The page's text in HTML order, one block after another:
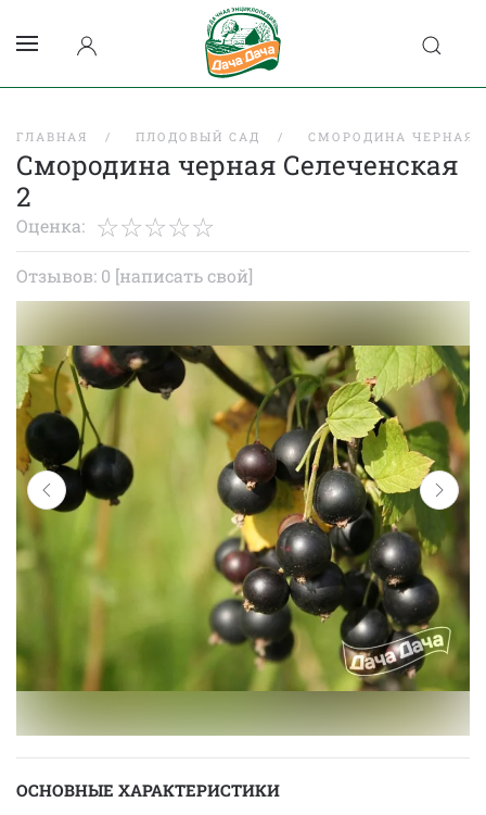
ГЛАВНАЯ ПЛОДОВЫЙ САД СМОРОДИНА ЧЕРНАЯ
Смородина черная Селеченская
2
Оценка:
Отзывов: 0 [написать свой]
ОСНОВНЫЕ ХАРАКТЕРИСТИКИ